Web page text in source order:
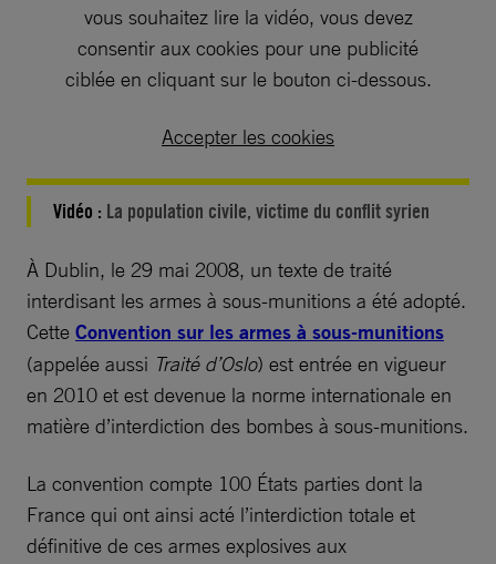
vous souhaitez lire la vidéo, vous devez
consentir aux cookies pour une publicité
ciblée en cliquant sur le bouton ci-dessous.
Accepter les cookies
Vidéo : La population civile, victime du conflit syrien
À Dublin, le 29 mai 2008, un texte de traité
interdisant les armes à sous-munitions a été adopté.
Cette Convention sur les armes à sous-munitions
(appelée aussi Traité d’Oslo) est entrée en vigueur
en 2010 et est devenue la norme internationale en
matière d’interdiction des bombes à sous-munitions.
La convention compte 100 États parties dont la
France qui ont ainsi acté l’interdiction totale et
définitive de ces armes explosives aux